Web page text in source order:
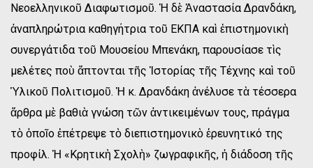
Νεοελληνικοῦ Διαφωτισμοῦ. Ἡ δὲ Ἀναστασία Δρανδάκη,
ἀναπληρώτρια καθηγήτρια τοῦ ΕΚΠΑ καὶ ἐπιστημονικὴ
συνεργάτιδα τοῦ Μουσείου Μπενάκη, παρουσίασε τὶς
μελέτες ποὺ ἅπτονται τῆς Ἱστορίας τῆς Τέχνης καὶ τοῦ
Ὑλικοῦ Πολιτισμοῦ. Ἡ κ. Δρανδάκη ἀνέλυσε τὰ τέσσερα
ἄρθρα μὲ βαθιὰ γνώση τῶν ἀντικειμένων τους, πράγμα
τὸ ὁποῖο ἐπέτρεψε τὸ διεπιστημονικὸ ἐρευνητικό της
προφίλ. Ἡ «Κρητικὴ Σχολὴ» ζωγραφικῆς, ἡ διάδοση τῆς